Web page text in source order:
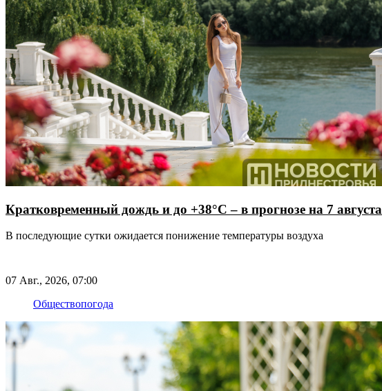
Кратковременный дождь и до +38°С – в прогнозе на 7 августа
В последующие сутки ожидается понижение температуры воздуха
07 Авг., 2026, 07:00
Обществопогода